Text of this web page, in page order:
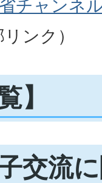
省チャンネ
リンク）
】
交流